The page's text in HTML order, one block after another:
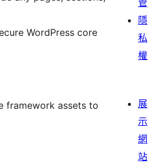
WordPress core
framework assets to
管
隱
私
權
展
示
網
站